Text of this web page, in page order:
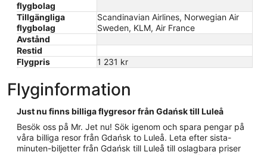
flygbolag
Tillgängliga
flygbolag
Scandinavian Airlines, Norwegian Air
Sweden, KLM, Air France
Avstånd
Restid
Flygpris
1 231 kr
Flyginformation
Just nu finns billiga flygresor från Gdańsk till Luleå
Besök oss på Mr. Jet nu! Sök igenom och spara pengar på
våra billiga resor från Gdańsk to Luleå. Leta efter sista-
minuten-biljetter från Gdańsk till Luleå till oslagbara priser